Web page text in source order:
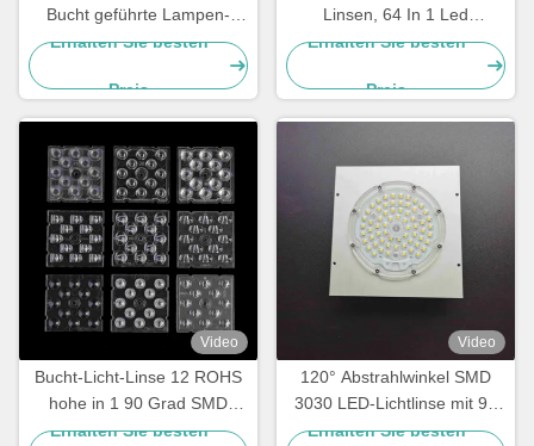
Bucht geführte Lampen-
Linse transparente Plastik-
Tranmittance
Erhalten Sie besten
Preis
Linsen, 64 In 1 Led
Kollimator Linsen für
Erhalten Sie besten
Preis
Video
Bucht-Licht-Linse 12 ROHS
hohe in 1 90 Grad SMD
5050 geführter PC optischer
Erhalten Sie besten
Video
120° Abstrahlwinkel SMD
3030 LED-Lichtlinse mit 92
% Lichtdurchlässigkeit für
Erhalten Sie besten